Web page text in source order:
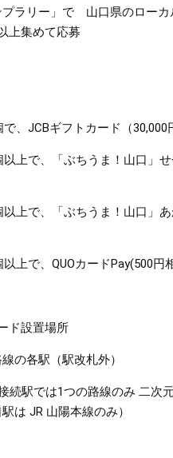
プラリー」で 山口県のローカ
上集めて応募
で、JCBギフトカード（
上で、「ぶちうま！山口」
上で、「ぶちうま！山口」
以上で、QUOカードPay(500
ド設置場所
各駅（駅改札外）
駅では1つの路線のみ 二次
駅は JR 山陽本線のみ）